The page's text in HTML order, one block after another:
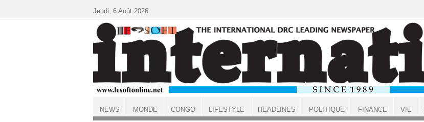
ACCUEIL
Jeudi, 6 Août 2026
NEWS MONDE CONGO LIFESTYLE HEADLINES POLITIQUE FINANCE VIE